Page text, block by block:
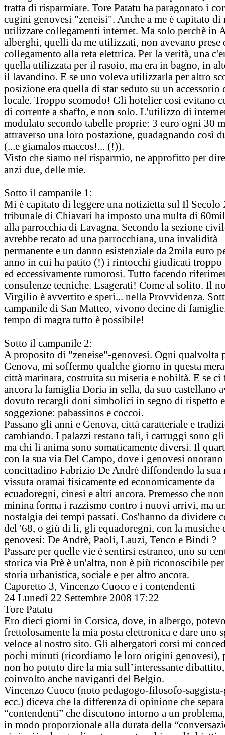
tratta di risparmiare. Tore Patatu ha paragonato i
cugini genovesi "zeneisi". Anche a me è capitato di
utilizzare collegamenti internet. Ma solo perchè in
alberghi, quelli da me utilizzati, non avevano prese
collegamento alla reta elettrica. Per la verità, una
quella utilizzata per il rasoio, ma era in bagno, in
il lavandino. E se uno voleva utilizzarla per altro
posizione era quella di star seduto su un accessorio
locale. Troppo scomodo! Gli hotelier così evitano
di corrente a sbaffo, e non solo. L'utilizzo di
modulato secondo tabelle proprie: 3 euro ogni 30
attraverso una loro postazione, guadagnando così
(...e giamalos maccos!... (!)).
Visto che siamo nel risparmio, ne approfitto per
anzi due, delle mie.
Sotto il campanile 1:
Mi è capitato di leggere una notizietta sul Il
tribunale di Chiavari ha imposto una multa di
alla parrocchia di Lavagna. Secondo la sezione
avrebbe recato ad una parrocchiana, una invalidità
permanente e un danno esistenziale da 2mila euro
anno in cui ha patito (!) i rintocchi giudicati troppo
ed eccessivamente rumorosi. Tutto facendo
consulenze tecniche. Esagerati! Come al solito. Il
Virgilio è avvertito e speri... nella Provvidenza.
campanile di San Matteo, vivono decine di
tempo di magra tutto è possibile!
Sotto il campanile 2:
A proposito di "zeneise"-genovesi. Ogni qualvolta
Genova, mi soffermo qualche giorno in questa
città marinara, costruita su miseria e nobiltà. E se ci
ancora la famiglia Doria in sella, da suo castellano
dovuto recargli doni simbolici in segno di rispetto e
soggezione: pabassinos e coccoi.
Passano gli anni e Genova, città caratteriale e
cambiando. I palazzi restano tali, i carruggi sono gli
ma chi li anima sono somaticamente diversi. Il
con la sua via Del Campo, dove i genovesi
concittadino Fabrizio De Andrè diffondendo la sua
vissuta oramai fisicamente ed economicamente da
ecuadoregni, cinesi e altri ancora. Premesso che
minina forma i razzismo contro i nuovi arrivi, ma
nostalgia dei tempi passati. Cos'hanno da dividere
del '68, o giù di li, gli equadoregni, con la musiche
genovesi: De Andrè, Paoli, Lauzi, Tenco e Bindi ?
Passare per quelle vie è sentirsi estraneo, uno su
storica via Prè è un'altra, non è più riconoscibile
storia urbanistica, sociale e per altro ancora.
Caporetto 3, Vincenzo Cuoco e i contendenti
24 Lunedì 22 Settembre 2008 17:22
Tore Patatu
Ero dieci giorni in Corsica, dove, in albergo,
frettolosamente la mia posta elettronica e dare uno
veloce al nostro sito. Gli albergatori corsi mi
pochi minuti (ricordiamo le loro origini genovesi),
non ho potuto dire la mia sull’interessante
coinvolto anche naviganti del Belgio.
Vincenzo Cuoco (noto pedagogo-filosofo-
ecc.) diceva che la differenza di opinione che
“contendenti” che discutono intorno a un
in modo proporzionale alla durata della